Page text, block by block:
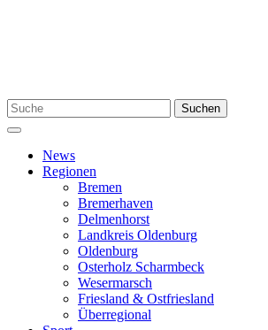
Suchen
nach:
Suchen
Menü
News
Regionen
Bremen
Bremerhaven
Delmenhorst
Landkreis Oldenburg
Oldenburg
Osterholz Scharmbeck
Wesermarsch
Friesland & Ostfriesland
Überregional